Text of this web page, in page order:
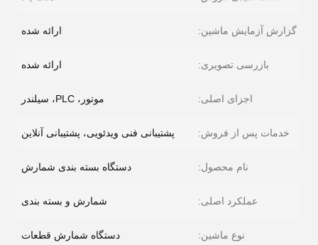
گزارش آزمایش ماشین: ارائه شده
بازرسی تصویری: ارائه شده
اجزای اصلی: موتور، PLC، سیلندر
خدمات پس از فروش: پشتیبانی فنی ویدئویی، پشتیبانی آنلاین
نام محصول: دستگاه بسته بندی شمارش
عملکرد اصلی: شمارش و بسته بندی
نوع ماشین: دستگاه شمارش قطعات